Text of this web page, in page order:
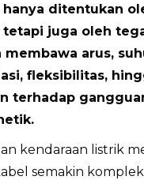
ditentukan
tetapi juga oleh
membawa arus,
fleksibilitas,
terhadap
kendaraan listrik
semakin